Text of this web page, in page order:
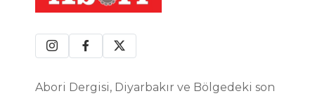
Abori Dergisi, Diyarbakır ve Bölgedeki son